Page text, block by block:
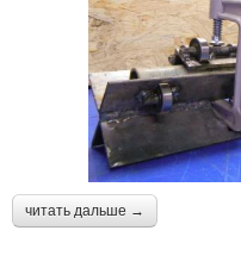
читать дальше →